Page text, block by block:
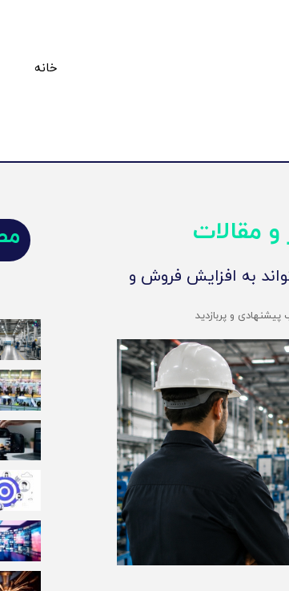
خانه
به افزایش فروش و
پیشنهادی و پربازدید
و مقالات